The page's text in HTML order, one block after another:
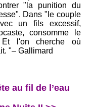
"la punition du
Dans "le couple
un fils excessif,
consomme le
l'on cherche où
"– Gallimard
au fil de l’eau